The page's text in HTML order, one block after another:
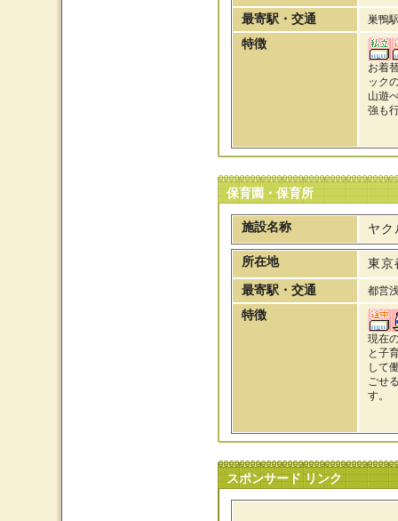
最寄駅・交通
巣鴨
特徴
お着
ック
山遊
強も
保育園・保育所
施設名称 ヤク
所在地
東京
最寄駅・交通
都営
特徴
現在
と子
して
ごせ
す。
スポンサード リンク